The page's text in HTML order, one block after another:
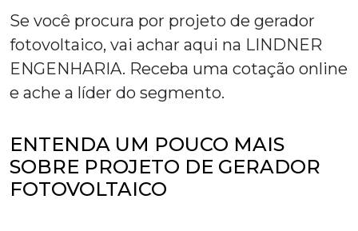
Se você procura por projeto de gerador
fotovoltaico, vai achar aqui na LINDNER
ENGENHARIA. Receba uma cotação online
e ache a líder do segmento.
ENTENDA UM POUCO MAIS
SOBRE PROJETO DE GERADOR
FOTOVOLTAICO